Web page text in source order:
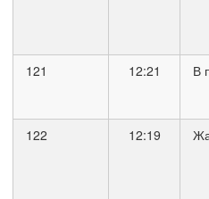
121 12:21 В
122 12:19